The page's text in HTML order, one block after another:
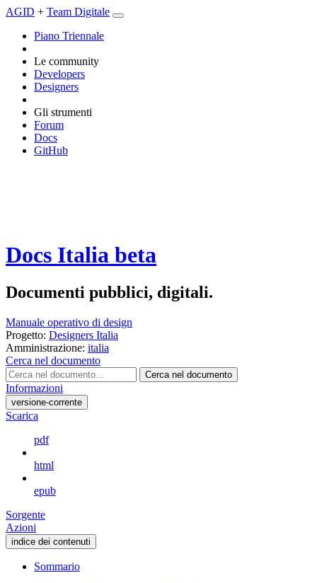
AGID + Team Digitale
Piano Triennale
Le community
Developers
Designers
Gli strumenti
Forum
Docs
GitHub
Docs Italia beta
Documenti pubblici, digitali.
Manuale operativo di design
Progetto: Designers Italia
Amministrazione: italia
Cerca nel documento
Cerca nel documento
Informazioni
versione-corrente
Scarica
pdf
html
epub
Sorgente
Azioni
indice dei contenuti
Sommario